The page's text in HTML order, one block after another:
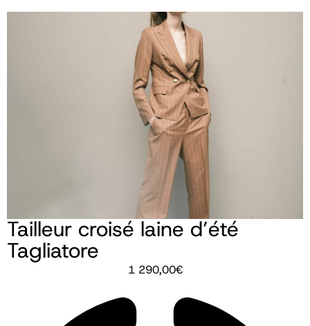
Tailleur croisé laine d’été
Tagliatore
1 290,00€